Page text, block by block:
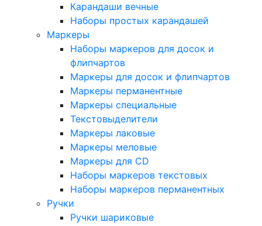
Карандаши вечные
Наборы простых карандашей
Маркеры
Наборы маркеров для досок и
флипчартов
Маркеры для досок и флипчартов
Маркеры перманентные
Маркеры специальные
Текстовыделители
Маркеры лаковые
Маркеры меловые
Маркеры для CD
Наборы маркеров текстовых
Наборы маркеров перманентных
Ручки
Ручки шариковые